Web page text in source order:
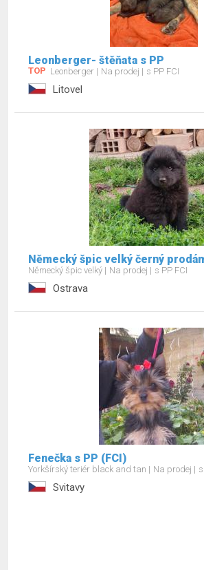
Leonberger- štěňata s PP
TOP Leonberger Na prodej s PP FCI
Litovel
Německý špic velký černý
Německý špic velký Na prodej s PP FCI
Ostrava
Fenečka s PP (FCI)
Yorkšírský teriér black and tan Na prodej
Svitavy